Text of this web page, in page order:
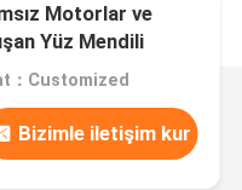
Motorlar ve
Yüz Mendili
：Customized
Bizimle iletişim kur